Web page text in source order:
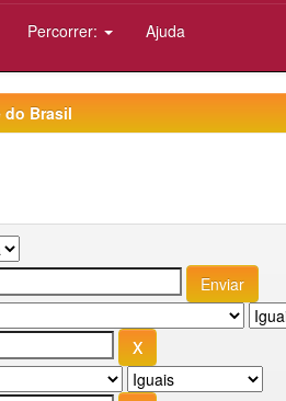
Percorrer: Ajuda
do Brasil